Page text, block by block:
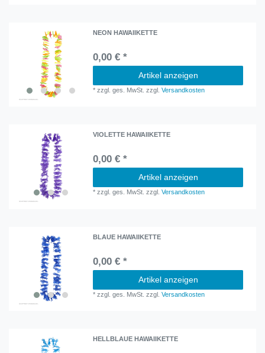
NEON HAWAIIKETTE
0,00 € *
Artikel anzeigen
*zzgl. ges. MwSt. zzgl.Versandkosten
VIOLETTE HAWAIIKETTE
0,00 € *
Artikel anzeigen
*zzgl. ges. MwSt. zzgl.Versandkosten
BLAUE HAWAIIKETTE
0,00 € *
Artikel anzeigen
*zzgl. ges. MwSt. zzgl.Versandkosten
HELLBLAUE HAWAIIKETTE